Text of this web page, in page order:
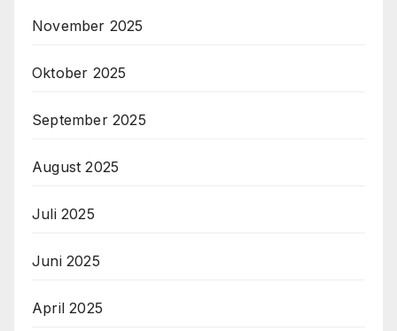
November 2025
Oktober 2025
September 2025
August 2025
Juli 2025
Juni 2025
April 2025